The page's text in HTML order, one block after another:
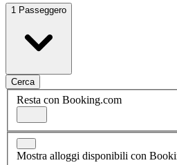
1 Passeggero
Cerca
Resta con Booking.com
Mostra alloggi disponibili con